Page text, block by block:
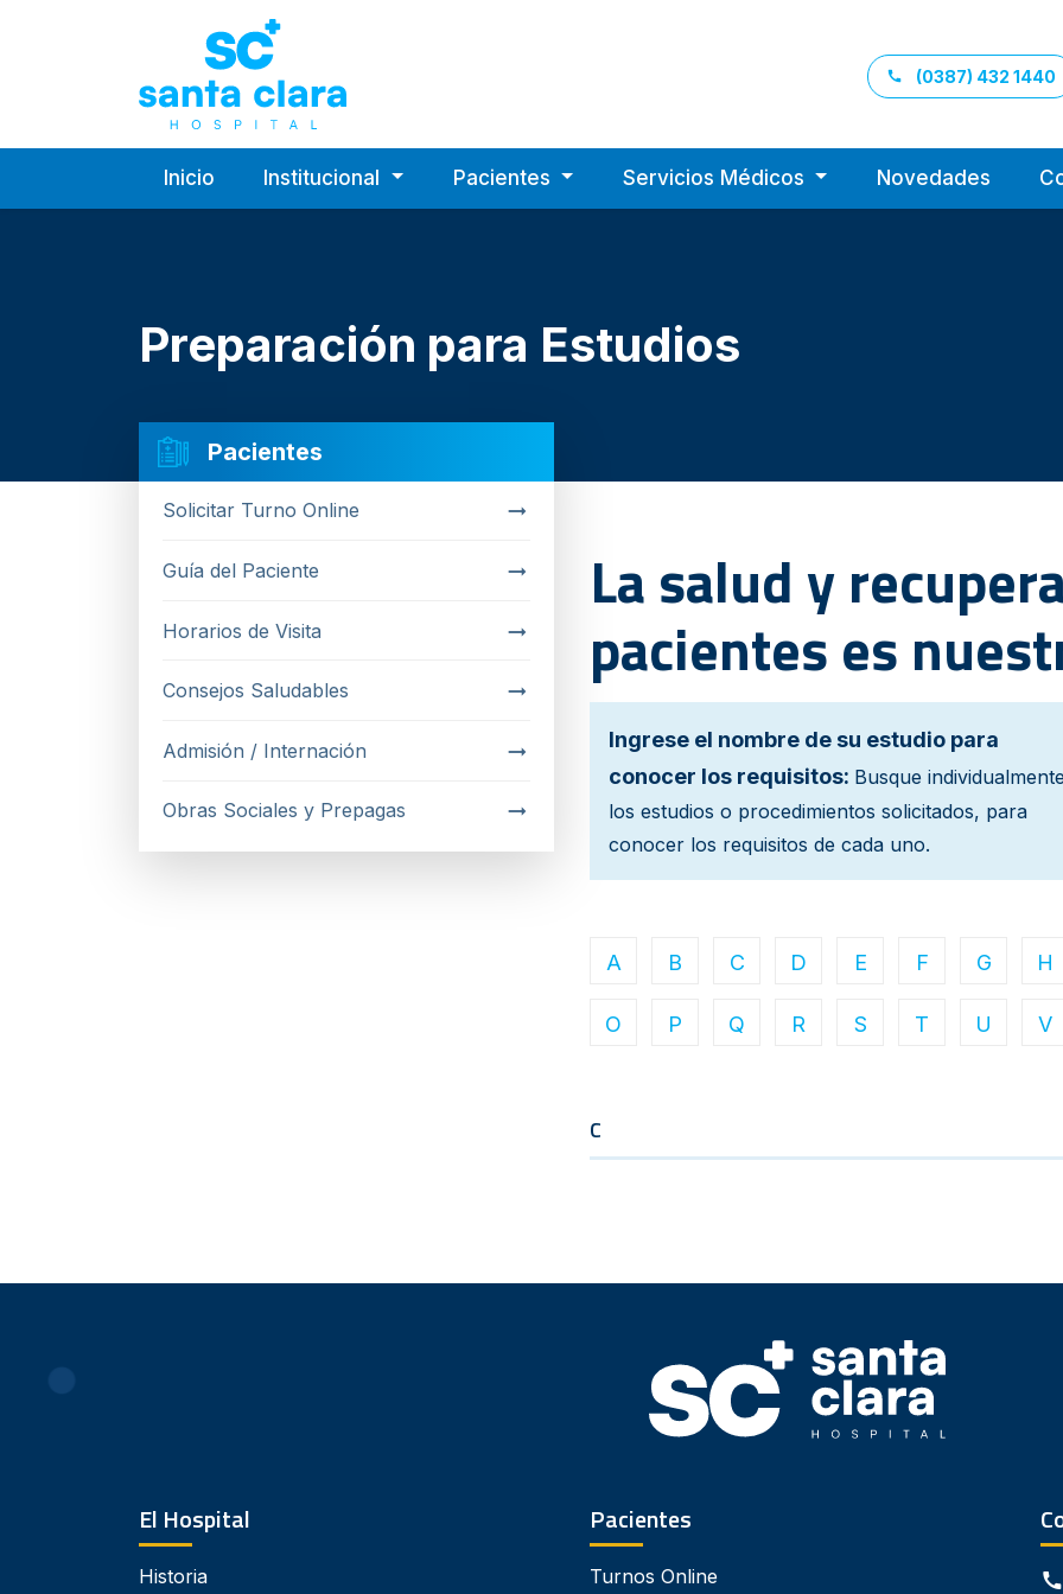
Hospital Privado Santa Clara de Asís
(0387) 432 1440
Inicio Institucional Pacientes Servicios Médicos Novedades
Preparación para Estudios
Pacientes
Solicitar Turno Online
Guía del Paciente
Horarios de Visita
Consejos Saludables
Admisión / Internación
Obras Sociales y Prepagas
La salud y
pacientes es
Ingrese el nombre de su estudio para
conocer los requisitos: Busque individualmente
los estudios o procedimientos solicitados, para
conocer los requisitos de cada uno.
A B C D E F G H
O P Q R S T U V
C
El Hospital
Historia
Pacientes
Turnos Online